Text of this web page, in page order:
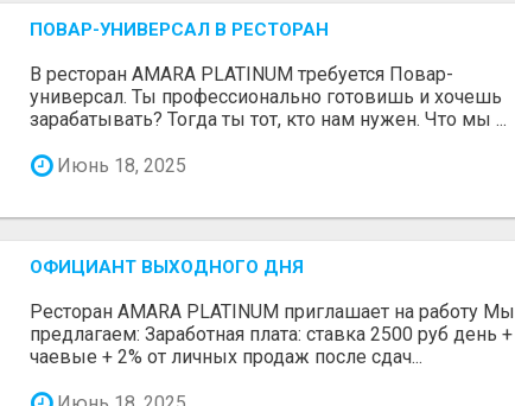
ПОВАР-УНИВЕРСАЛ В РЕСТОРАН
В ресторан AMARA PLATINUM требуется Повар-
универсал. Ты профессионально готовишь и хочешь
зарабатывать? Тогда ты тот, кто нам нужен. Что мы ...
Июнь 18, 2025
ОФИЦИАНТ ВЫХОДНОГО ДНЯ
Ресторан AMARA PLATINUM приглашает на работу Мы
предлагаем: Заработная плата: ставка 2500 руб день +
чаевые + 2% от личных продаж после сдач...